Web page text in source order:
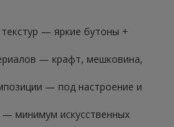
— яркие бутоны +
— крафт, мешковина,
— под настроение и
— минимум искусственных